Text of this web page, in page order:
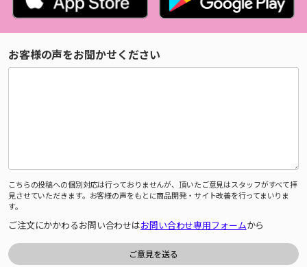
お客様の声をお聞かせください
こちらの投稿への個別対応は行っておりませんが、頂いたご意見はスタッフがすべて拝
見させていただきます。お客様の声をもとに商品開発・サイト改善を行ってまいりま
す。
ご注文にかかわるお問い合わせはお問い合わせ専用フォームから